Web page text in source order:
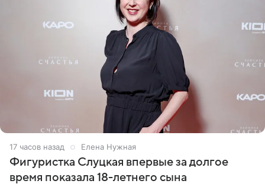
17 часов назад Елена Нужная
Фигуристка Слуцкая впервые за долгое
время показала 18-летнего сына